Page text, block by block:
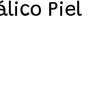
Piel